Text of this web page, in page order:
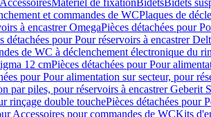
AccessoiresMatériel de fixationBidetsBidets
et commandes de WCPlaques de
à encastrer OmegaPièces détachées pour
détachées pour Pour réservoirs à encastrer
de WC à déclenchement électronique du
12 cmPièces détachées pour Pour
pour Pour alimentation sur secteur, pour
par piles, pour réservoirs à encastrer Geberit
rinçage double touchePièces détachées pour
Accessoires pour commandes de WCKits